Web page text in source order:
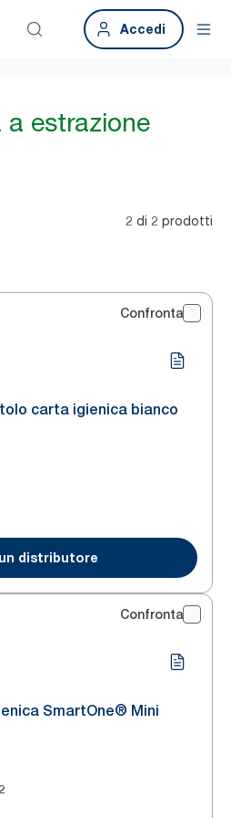
Accedi
estrazione
2 di 2 prodotti
Confronta
carta igienica bianco
distributore
Confronta
SmartOne® Mini